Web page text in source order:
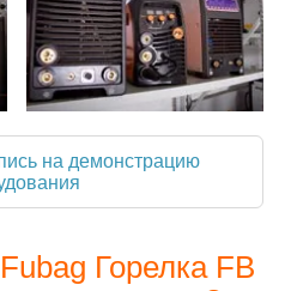
на демонстрацию
Горелка FB